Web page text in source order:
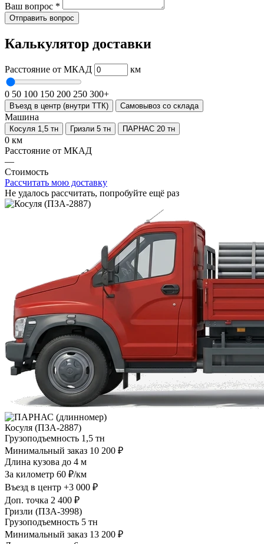
Ваш вопрос *
Отправить вопрос
Калькулятор доставки
Расстояние от МКАД км
0 50 100 150 200 250 300+
Въезд в центр (внутри ТТК) Самовывоз со склада
Машина
Косуля 1,5 тн Гризли 5 тн ПАРНАС 20 тн
0 км
Расстояние от МКАД
—
Стоимость
Рассчитать мою доставку
Не удалось рассчитать, попробуйте ещё раз
Косуля (ПЗА-2887)
Грузоподъемность 1,5 тн
Минимальный заказ 10 200 ₽
Длина кузова до 4 м
За километр 60 ₽/км
Въезд в центр +3 000 ₽
Доп. точка 2 400 ₽
Гризли (ПЗА-3998)
Грузоподъемность 5 тн
Минимальный заказ 13 200 ₽